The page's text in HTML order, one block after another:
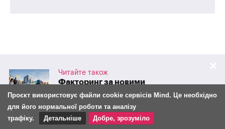
натисніть Ctrl + Enter, щоб повідомити про це редакцію.
Або надішліть, будь-ласка, на поштуeditor@mind.ua
Підпишись на Google NEWS
Читайте також
Факторинг за новими
правилами: що з 30 липня
змінилося для бізнесу та
фінансових компаній
Проєкт використовує файли cookie сервісів Mind. Це необхідно
для його нормальної роботи та аналізу
трафіку.
Детальніше Добре, зрозуміло